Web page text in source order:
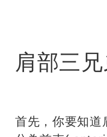
肩部三
首先，你要知道